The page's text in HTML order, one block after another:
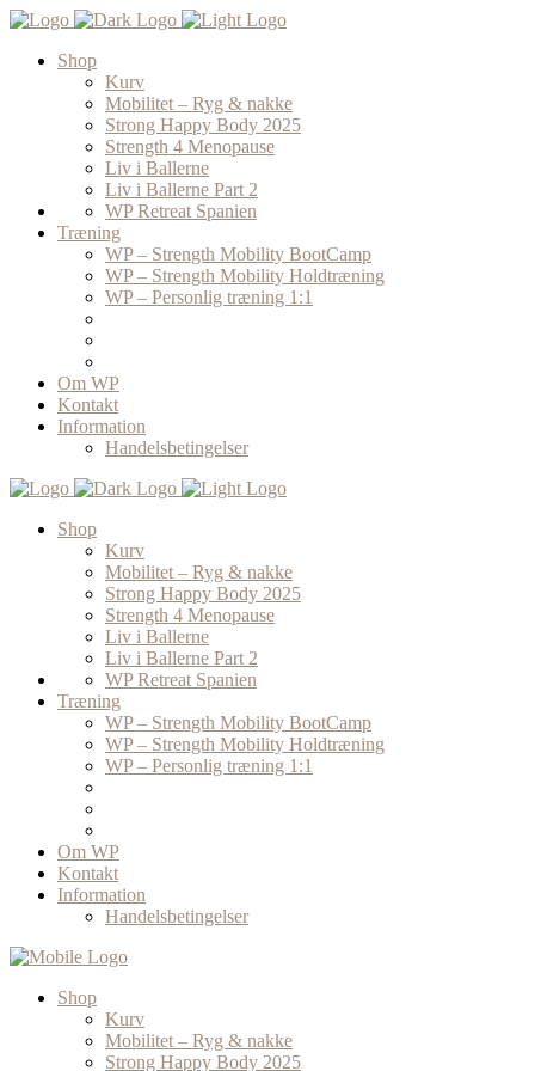
Shop
Kurv
Mobilitet – Ryg & nakke
Strong Happy Body 2025
Strength 4 Menopause
Liv i Ballerne
Liv i Ballerne Part 2
WP Retreat Spanien
Træning
WP – Strength Mobility BootCamp
WP – Strength Mobility Holdtræning
WP – Personlig træning 1:1
Om WP
Kontakt
Information
Handelsbetingelser
Shop
Kurv
Mobilitet – Ryg & nakke
Strong Happy Body 2025
Strength 4 Menopause
Liv i Ballerne
Liv i Ballerne Part 2
WP Retreat Spanien
Træning
WP – Strength Mobility BootCamp
WP – Strength Mobility Holdtræning
WP – Personlig træning 1:1
Om WP
Kontakt
Information
Handelsbetingelser
Shop
Kurv
Mobilitet – Ryg & nakke
Strong Happy Body 2025